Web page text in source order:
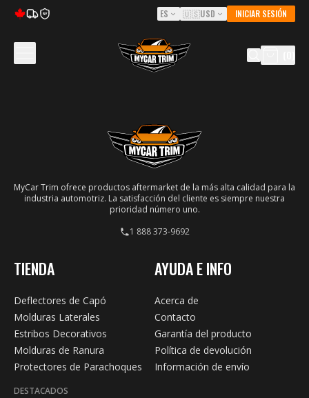
5Y ES 🇺🇸USD INICIAR SESIÓN
MyCar Trim ofrece productos aftermarket de la más alta calidad para la
industria automotriz. La satisfacción del cliente es siempre nuestra
prioridad número uno.
1 888 373-9692
TIENDA
Deflectores de Capó
Molduras Laterales
Estribos Decorativos
Molduras de Ranura
Protectores de Parachoques
DESTACADOS
AYUDA E INFO
Acerca de
Contacto
Garantía del producto
Política de devolución
Información de envío